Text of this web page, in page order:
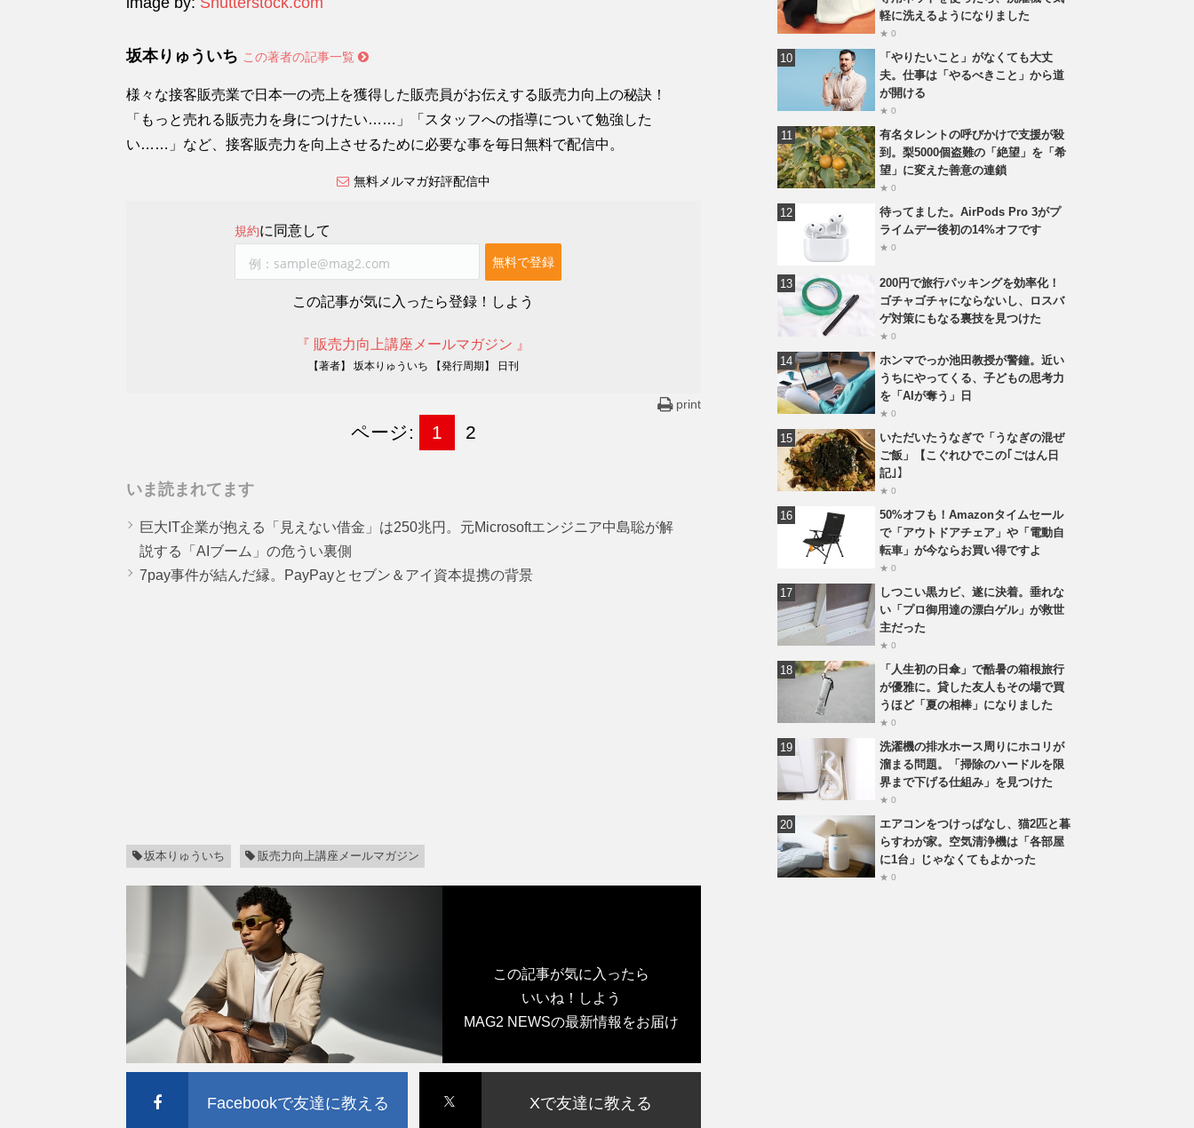
坂本りゅういち この著者の記事一覧
様々な接客販売業で日本一の売上を獲得した販売員がお伝えする販売力向上の秘訣！
「もっと売れる販売力を身につけたい……」「スタッフへの指導について勉強した
い……」など、接客販売力を向上させるために必要な事を毎日無料で配信中。
無料メルマガ好評配信中
規約に同意して
この記事が気に入ったら登録！しよう
『 販売力向上講座メールマガジン 』
【著者】 坂本りゅういち 【発行周期】 日刊
print
ページ: 1 2
いま読まれてます
巨大IT企業が抱える「見えない借金」は250兆円。元Microsoftエンジニア中島聡が解
説する「AIブーム」の危うい裏側
7pay事件が結んだ縁。PayPayとセブン＆アイ資本提携の背景
坂本りゅういち 販売力向上講座メールマガジン
この記事が気に入ったら
いいね！しよう
MAG2 NEWSの最新情報をお届け
Facebookで友達に教える Xで友達に教える
軽に洗えるようになりました
★ 0
「やりたいこと」がなくても大丈
夫。仕事は「やるべきこと」から道
が開ける
★ 0
有名タレントの呼びかけで支援が殺
到。梨5000個盗難の「絶望」を「希
望」に変えた善意の連鎖
★ 0
待ってました。AirPods Pro 3がプ
ライムデー後初の14%オフです
★ 0
200円で旅行パッキングを効率化！
ゴチャゴチャにならないし、ロスバ
ゲ対策にもなる裏技を見つけた
★ 0
ホンマでっか池田教授が警鐘。近い
うちにやってくる、子どもの思考力
を「AIが奪う」日
★ 0
いただいたうなぎで「うなぎの混ぜ
ご飯」【こぐれひでこの｢ごはん日
記｣】
★ 0
50%オフも！Amazonタイムセール
で「アウトドアチェア」や「電動自
転車」が今ならお買い得ですよ
★ 0
しつこい黒カビ、遂に決着。垂れな
い「プロ御用達の漂白ゲル」が救世
主だった
★ 0
「人生初の日傘」で酷暑の箱根旅行
が優雅に。貸した友人もその場で買
うほど「夏の相棒」になりました
★ 0
洗濯機の排水ホース周りにホコリが
溜まる問題。「掃除のハードルを限
界まで下げる仕組み」を見つけた
★ 0
エアコンをつけっぱなし、猫2匹と暮
らすわが家。空気清浄機は「各部屋
に1台」じゃなくてもよかった
★ 0